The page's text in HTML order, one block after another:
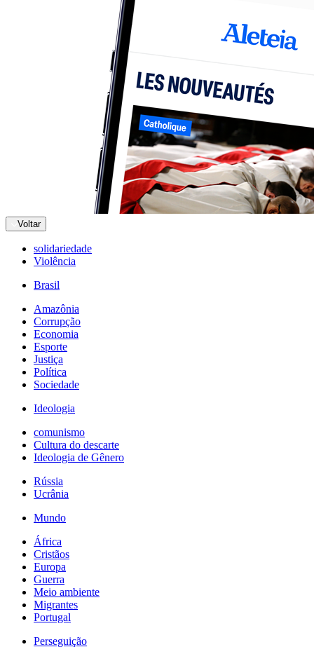
Voltar
solidariedade
Violência
Brasil
Amazônia
Corrupção
Economia
Esporte
Justiça
Política
Sociedade
Ideologia
comunismo
Cultura do descarte
Ideologia de Gênero
Rússia
Ucrânia
Mundo
África
Cristãos
Europa
Guerra
Meio ambiente
Migrantes
Portugal
Perseguição